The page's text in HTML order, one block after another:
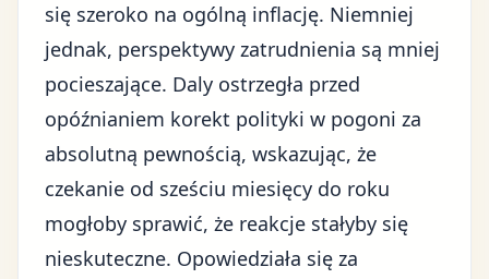
się szeroko na ogólną inflację. Niemniej
jednak, perspektywy zatrudnienia są mniej
pocieszające. Daly ostrzegła przed
opóźnianiem korekt polityki w pogoni za
absolutną pewnością, wskazując, że
czekanie od sześciu miesięcy do roku
mogłoby sprawić, że reakcje stałyby się
nieskuteczne. Opowiedziała się za